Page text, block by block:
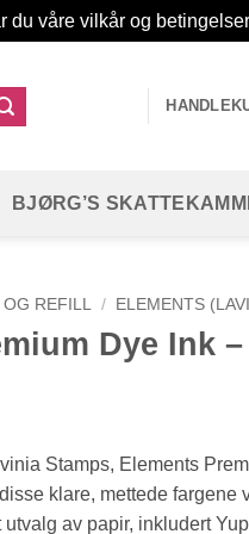
du våre vilkår og
BJØRG’S
OG REFILL / ELEMENTS
Dye Ink
Stamps, Elements
klare, mettede fargene
av papir, inkludert